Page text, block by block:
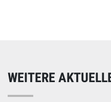
WEITERE